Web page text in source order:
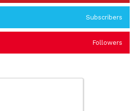
Subscribers
Followers